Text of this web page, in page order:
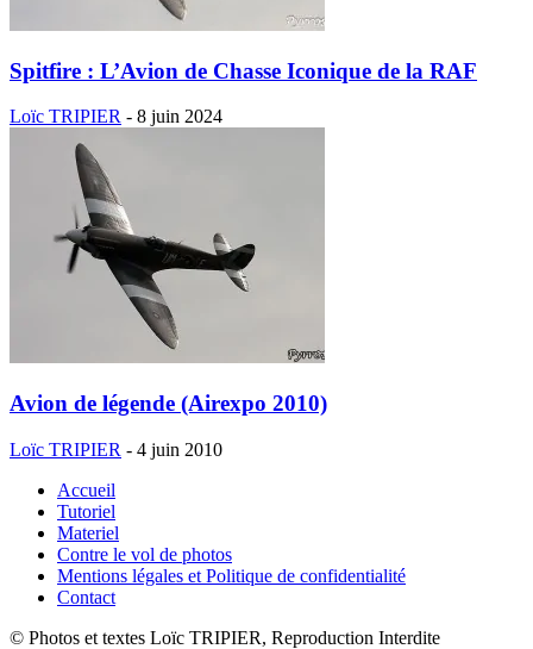
Spitfire : L’Avion de Chasse Iconique de la RAF
Loïc TRIPIER - 8 juin 2024
Avion de légende (Airexpo 2010)
Loïc TRIPIER - 4 juin 2010
Accueil
Tutoriel
Materiel
Contre le vol de photos
Mentions légales et Politique de confidentialité
Contact
© Photos et textes Loïc TRIPIER, Reproduction Interdite